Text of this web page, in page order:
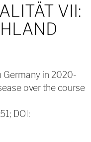
VII:
Germany in 2020-
over the course
DOI: